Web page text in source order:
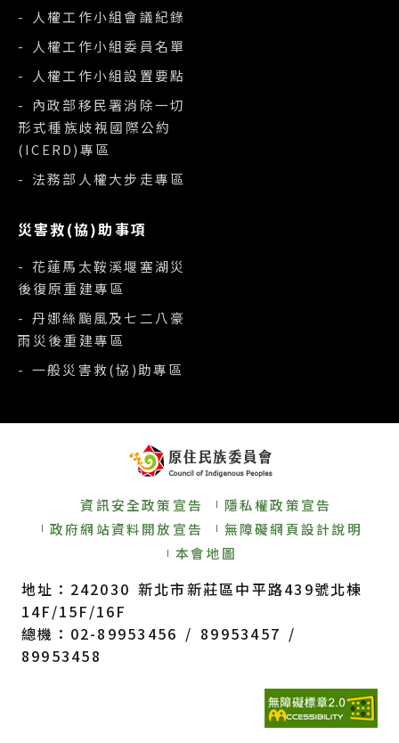
- 人權工作小組會議紀錄
- 人權工作小組委員名單
- 人權工作小組設置要點
- 內政部移民署消除一切
形式種族歧視國際公約
(ICERD)專區
- 法務部人權大步走專區
災害救(協)助事項
- 花蓮馬太鞍溪堰塞湖災
後復原重建專區
- 丹娜絲颱風及七二八豪
雨災後重建專區
- 一般災害救(協)助專區
資訊安全政策宣告
隱私權政策宣告
政府網站資料開放宣告
無障礙網頁設計說明
本會地圖
地址：242030 新北市新莊區中平路439號北棟
14F/15F/16F
總機：02-89953456 / 89953457 /
89953458